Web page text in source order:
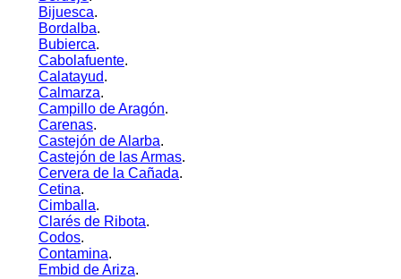
Bijuesca.
Bordalba.
Bubierca.
Cabolafuente.
Calatayud.
Calmarza.
Campillo de Aragón.
Carenas.
Castejón de Alarba.
Castejón de las Armas.
Cervera de la Cañada.
Cetina.
Cimballa.
Clarés de Ribota.
Codos.
Contamina.
Embid de Ariza.